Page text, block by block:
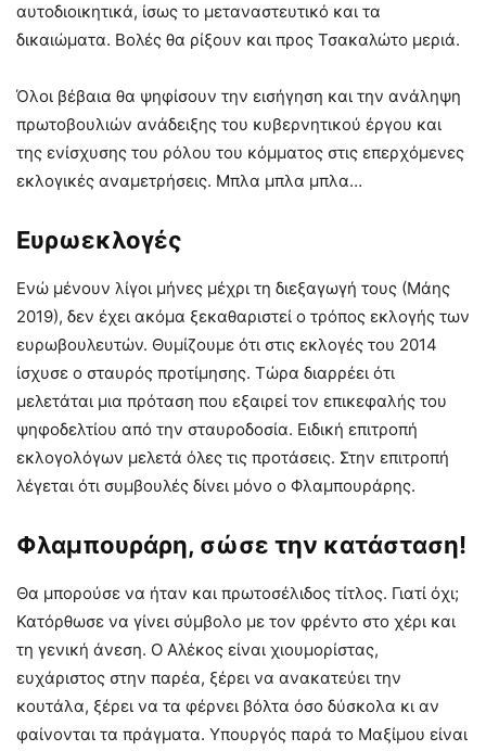
αυτοδιοικητικά, ίσως το μεταναστευτικό και τα
δικαιώματα. Βολές θα ρίξουν και προς Τσακαλώτο μεριά.
Όλοι βέβαια θα ψηφίσουν την εισήγηση και την ανάληψη
πρωτοβουλιών ανάδειξης του κυβερνητικού έργου και
της ενίσχυσης του ρόλου του κόμματος στις επερχόμενες
εκλογικές αναμετρήσεις. Μπλα μπλα μπλα…
Ευρωεκλογές
Ενώ μένουν λίγοι μήνες μέχρι τη διεξαγωγή τους (Μάης
2019), δεν έχει ακόμα ξεκαθαριστεί ο τρόπος εκλογής των
ευρωβουλευτών. Θυμίζουμε ότι στις εκλογές του 2014
ίσχυσε ο σταυρός προτίμησης. Τώρα διαρρέει ότι
μελετάται μια πρόταση που εξαιρεί τον επικεφαλής του
ψηφοδελτίου από την σταυροδοσία. Ειδική επιτροπή
εκλογολόγων μελετά όλες τις προτάσεις. Στην επιτροπή
λέγεται ότι συμβουλές δίνει μόνο ο Φλαμπουράρης.
Φλαμπουράρη, σώσε την κατάσταση!
Θα μπορούσε να ήταν και πρωτοσέλιδος τίτλος. Γιατί όχι;
Κατόρθωσε να γίνει σύμβολο με τον φρέντο στο χέρι και
τη γενική άνεση. Ο Αλέκος είναι χιουμορίστας,
ευχάριστος στην παρέα, ξέρει να ανακατεύει την
κουτάλα, ξέρει να τα φέρνει βόλτα όσο δύσκολα κι αν
φαίνονται τα πράγματα. Υπουργός παρά το Μαξίμου είναι